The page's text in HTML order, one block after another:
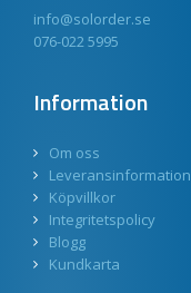
info@solorder.se
076-022 5995
Information
Om oss
Leveransinformation
Köpvillkor
Integritetspolicy
Blogg
Kundkarta